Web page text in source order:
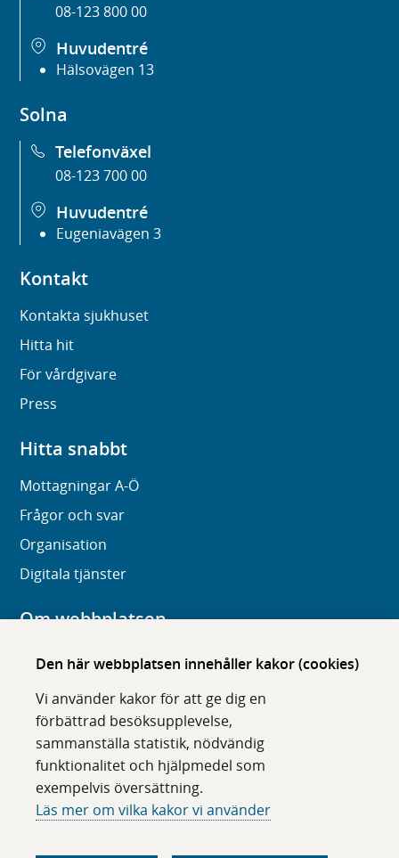
Den här webbplatsen innehåller kakor (cookies)
Vi använder kakor för att ge dig en
förbättrad besöksupplevelse,
sammanställa statistik, nödvändig
funktionalitet och hjälpmedel som
exempelvis översättning.
Läs mer om vilka kakor vi använder
08-123 800 00
Huvudentré
Hälsovägen 13
Solna
Telefonväxel
08-123 700 00
Huvudentré
Eugeniavägen 3
Kontakt
Kontakta sjukhuset
Hitta hit
För vårdgivare
Press
Hitta snabbt
Mottagningar A-Ö
Frågor och svar
Organisation
Digitala tjänster
Om webbplatsen
Om karolinska.se
Tillgänglighet
Om cookies
Följ oss i sociala medier
ö
ö
ö